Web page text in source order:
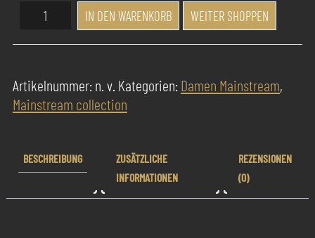
Success
Parfum
Noir
Menge
IN DEN WARENKORB WEITER SHOPPEN
Artikelnummer:n. v. Kategorien:Damen Mainstream,
Mainstream collection
BESCHREIBUNG
ZUSÄTZLICHE
INFORMATIONEN
REZENSIONEN
(0)